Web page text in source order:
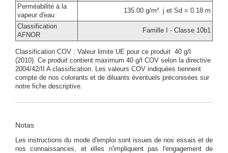
Perméabilité à la
vapeur d'eau
135.00 g/m². j et Sd = 0.18 m
Classification
AFNOR
Famille I - Classe 10b1
Classification COV : Valeur limite UE pour ce produit 40 g/l
(2010). Ce produit contient maximum 40 g/l COV selon la directive
2004/42/II A classification. Les valeurs COV indiquées tiennent
compte de nos colorants et de diluants éventuels préconisées sur
notre fiche descriptive.
Notas
Les instructions du mode d'emploi sont issues de nos essais et de
nos connaissances, et elles n'impliquent pas l'engagement de